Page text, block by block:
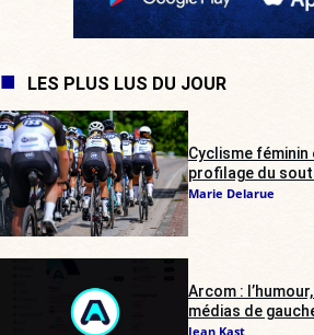
LES PLUS LUS DU JOUR
Cyclisme féminin
profilage du
Marie Delarue
Arcom :
médias de
Jean Kast